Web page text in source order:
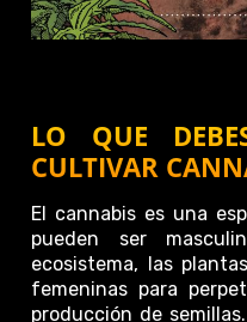
LO QUE
CULTIVAR
El cannabis es una
pueden ser
ecosistema, las
femeninas para
producción de